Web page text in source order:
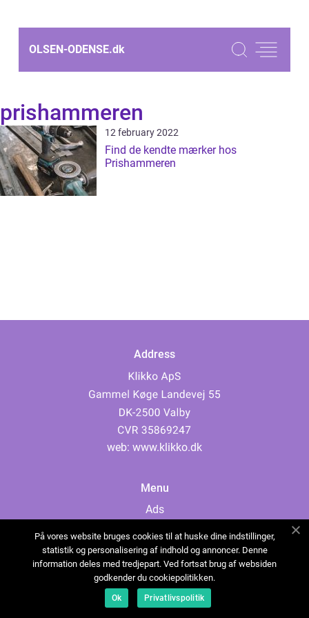
OLSEN-ODENSE.dk
prishammeren
12 february 2022
Find de kendte mærker hos
Prishammeren
Address
web: www.klikko.dk
Menu
Ads
Cookies
Contact
Sitemap
På vores website bruges cookies til at huske dine indstillinger,
statistik og personalisering af indhold og annoncer. Denne
information deles med tredjepart. Ved fortsat brug af websiden
godkender du cookiepolitikken.
Ok Privatlivspolitik